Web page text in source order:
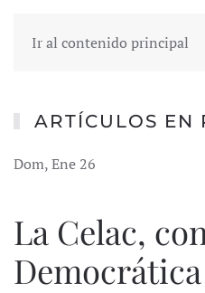
Ir al contenido principal
ARTÍCULOS EN
Dom, Ene 26
La Celac,
Democrática